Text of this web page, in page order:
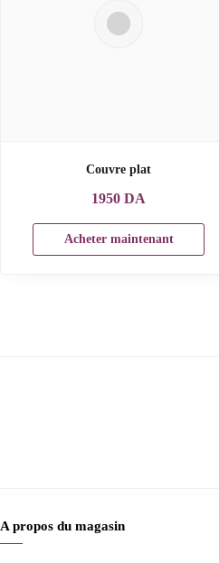
Couvre plat
1950 DA
Acheter maintenant
A propos du magasin